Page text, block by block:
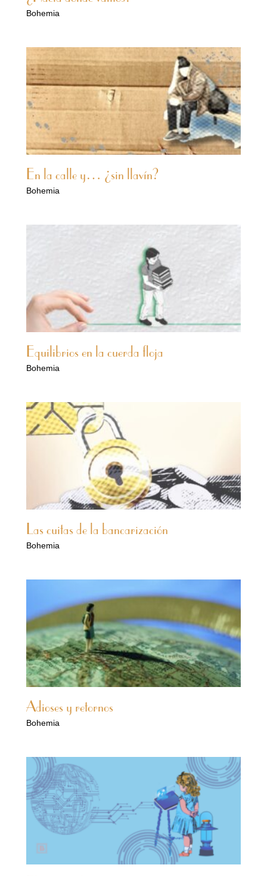
Bohemia
En la calle y… ¿sin llavín?
Bohemia
Equilibrios en la cuerda floja
Bohemia
Las cuitas de la bancarización
Bohemia
Adioses y retornos
Bohemia